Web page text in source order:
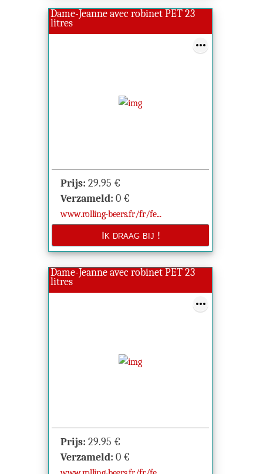
Dame-Jeanne avec robinet PET 23
litres
Prijs: 29.95 €
Verzameld: 0 €
www.rolling-beers.fr/fr/fe...
Dame-Jeanne avec robinet PET 23
litres
Prijs: 29.95 €
Verzameld: 0 €